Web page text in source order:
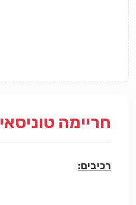
חריימה טוניסאי
רכיבים: